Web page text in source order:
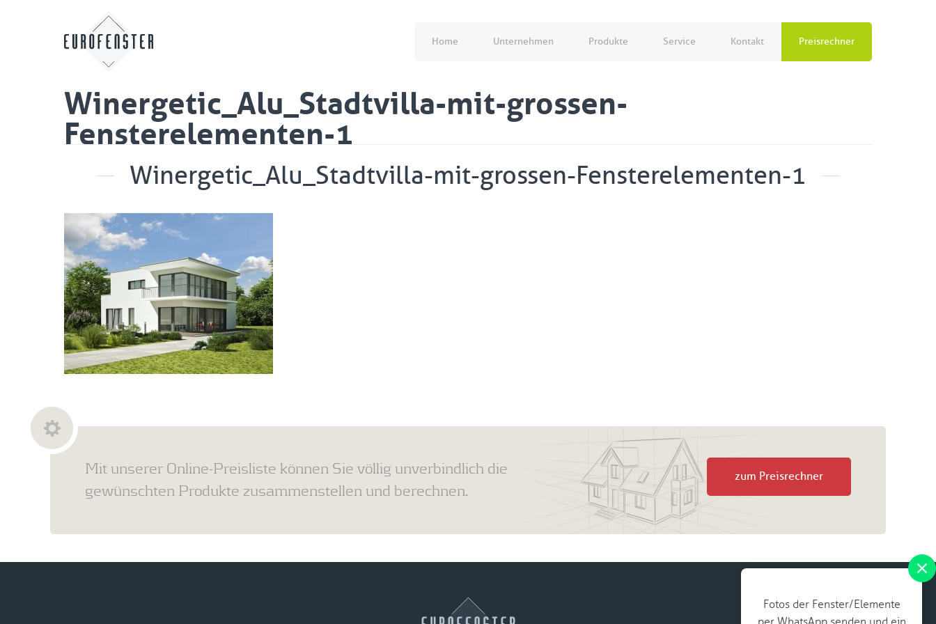
Home Unternehmen Produkte Service Kontakt Preisrechner
Winergetic_Alu_Stadtvilla-mit-grossen-
Fensterelementen-1
Winergetic_Alu_Stadtvilla-mit-grossen-Fensterelementen-1
Fotos der Fenster/Elemente
Mit unserer Online-Preisliste können Sie völlig unverbindlich die
gewünschten Produkte zusammenstellen und berechnen.
zum Preisrechner